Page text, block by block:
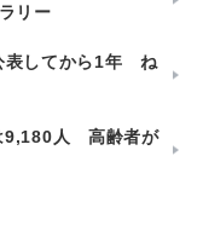
リー
表してから1年 ね
9,180人 高齢者が